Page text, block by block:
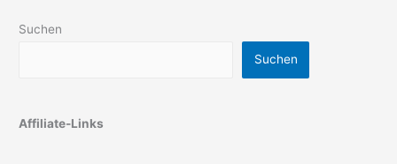
Suchen
Suchen
Affiliate-Links